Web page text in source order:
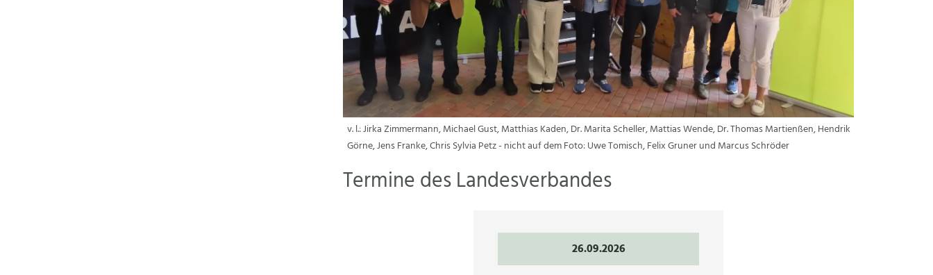
v. l.: Jirka Zimmermann, Michael Gust, Matthias Kaden, Dr. Marita Scheller, Mattias Wende, Dr. Thomas Martienßen, Hendrik
Görne, Jens Franke, Chris Sylvia Petz - nicht auf dem Foto: Uwe Tomisch, Felix Gruner und Marcus Schröder
Termine des Landesverbandes
26.09.2026